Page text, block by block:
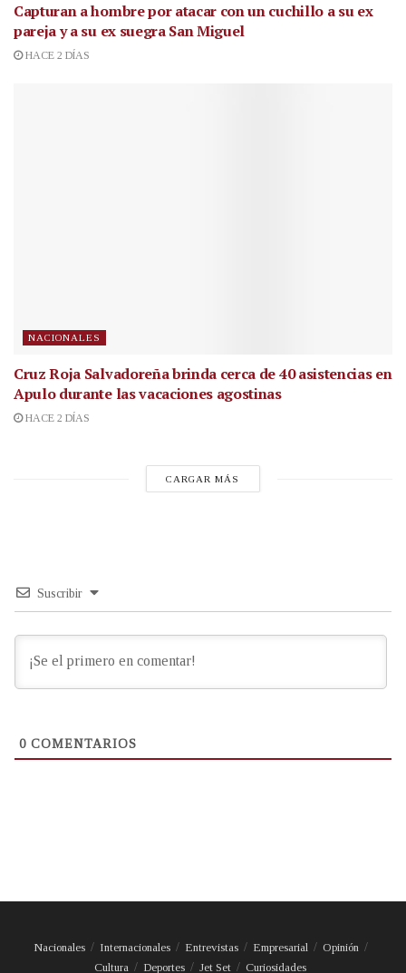
Capturan a hombre por atacar con un cuchillo a su ex
pareja y a su ex suegra San Miguel
HACE 2 DÍAS
NACIONALES
Cruz Roja Salvadoreña brinda cerca de 40 asistencias en
Apulo durante las vacaciones agostinas
HACE 2 DÍAS
CARGAR MÁS
Suscribir
0 COMENTARIOS
Nacionales Internacionales Entrevistas Empresarial
Opinión
Cultura
Deportes Jet Set Curiosidades